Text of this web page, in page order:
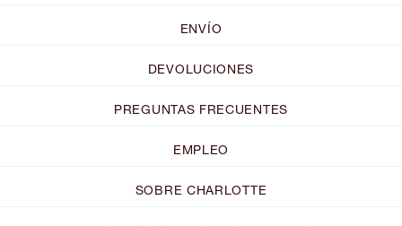
ENVÍO
DEVOLUCIONES
PREGUNTAS FRECUENTES
EMPLEO
SOBRE CHARLOTTE